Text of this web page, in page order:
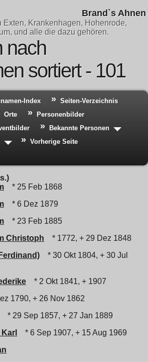
Brand`s Ahnen
Krankenhagen, Hohenrode,
und alle die dazu gehören.
nach
sortiert - 101
Index
Seiten-Verzeichnis
Orte
Personenbilder
Bekannte Personen
Vorherige Seite
* 25 Feb 1868
* 6 Dez 1879
* 23 Feb 1885
Christoph
* 1772, + 29 Dez 1848
* 30 Okt 1804, + 30 Jul
* 2 Okt 1841, + 1907
1790, + 26 Nov 1862
* 29 Sep 1857, + 27 Jan 1889
* 6 Sep 1907, + 15 Aug 1969